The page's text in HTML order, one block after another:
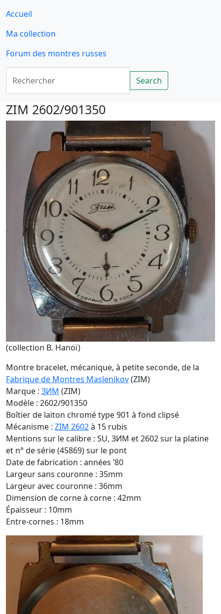
Accueil
Ma collection
Forum des montres russes
Rechercher
Search
ZIM 2602/901350
(collection B. Hanoï)
Montre bracelet, mécanique, à petite seconde, de la
Fabrique de Montres Maslenikov(ZIM)
Marque : ЗИМ (ZIM)
Modèle : 2602/901350
Boîtier de laiton chromé type 901 à fond clipsé
Mécanisme : ZIM 2602à 15 rubis
Mentions sur le calibre : SU, ЗИМ et 2602 sur la platine
et n° de série (45869) sur le pont
Date de fabrication : années ’80
Largeur sans couronne : 35mm
Largeur avec couronne : 36mm
Dimension de corne à corne : 42mm
Épaisseur : 10mm
Entre-cornes : 18mm